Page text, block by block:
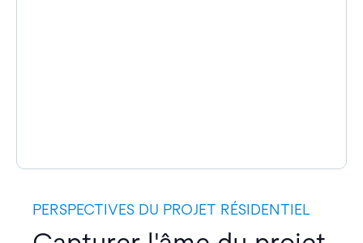
PERSPECTIVES DU PROJET RÉSIDENTIEL